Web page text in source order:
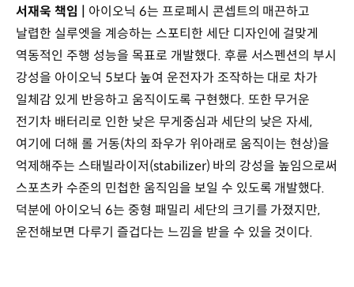
서재욱 책임 | 아이오닉 6는 프로페시 콘셉트의 매끈하고
날렵한 실루엣을 계승하는 스포티한 세단 디자인에 걸맞게
역동적인 주행 성능을 목표로 개발했다. 후륜 서스펜션의 부시
강성을 아이오닉 5보다 높여 운전자가 조작하는 대로 차가
일체감 있게 반응하고 움직이도록 구현했다. 또한 무거운
전기차 배터리로 인한 낮은 무게중심과 세단의 낮은 자세,
여기에 더해 롤 거동(차의 좌우가 위아래로 움직이는 현상)을
억제해주는 스태빌라이저(stabilizer) 바의 강성을 높임으로써
스포츠카 수준의 민첩한 움직임을 보일 수 있도록 개발했다.
덕분에 아이오닉 6는 중형 패밀리 세단의 크기를 가졌지만,
운전해보면 다루기 즐겁다는 느낌을 받을 수 있을 것이다.